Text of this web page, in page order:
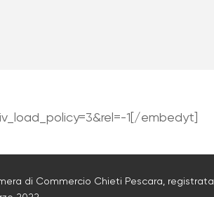
1[/embedyt]
di Commercio Chieti Pescara, registrata